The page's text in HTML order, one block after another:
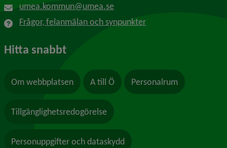
umea.kommun@umea.se
Frågor, felanmälan och synpunkter
Hitta snabbt
Om webbplatsen A till Ö Personalrum
Tillgänglighetsredogörelse
Personuppgifter och dataskydd